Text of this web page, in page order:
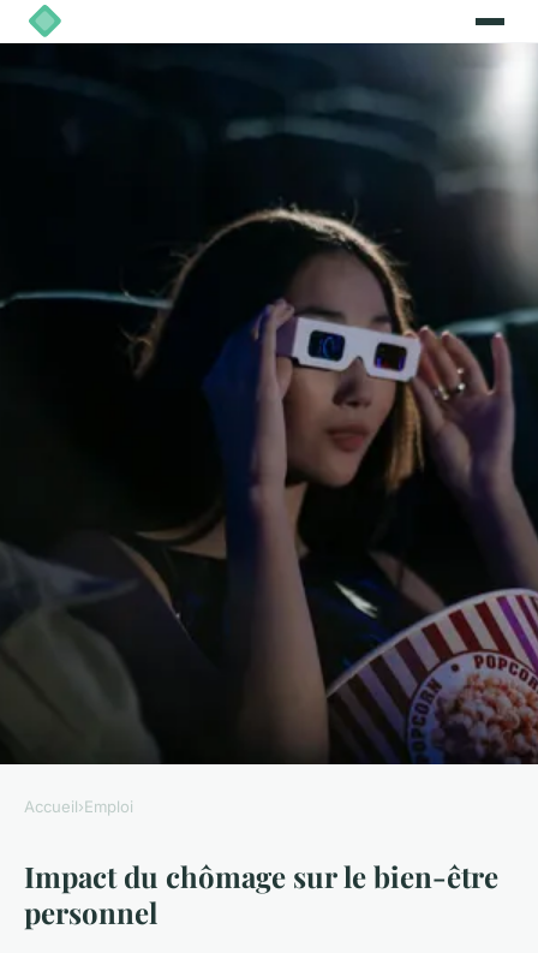
Chômage : quels impacts sur
la qualité de vie?
Accueil›Emploi
Impact du chômage sur le bien-être
personnel